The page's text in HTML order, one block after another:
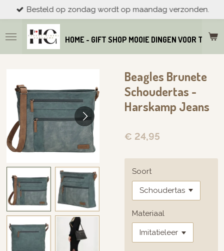
direct
naar
de
hoofdinhoud
HOME - GIFT SHOP MOOIE DINGEN VOOR THUIS
Besteld op zondag wordt op maandag verzonden.
Beagles Brunete
Schoudertas -
Harskamp Jeans
€ 24,95
Soort
Materiaal